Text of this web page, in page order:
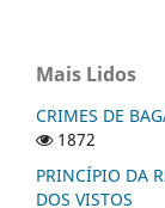
Mais Lidos
CRIMES DE
1872
PRINCÍPIO DA
DOS VISTOS